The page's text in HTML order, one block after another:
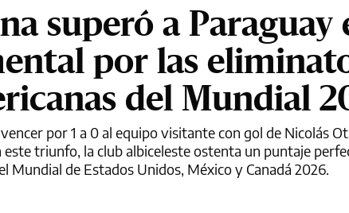
superó a Paraguay
por las
del Mundial
por 1 a 0 al equipo visitante con gol de Nicolás
triunfo, la club albiceleste ostenta un puntaje
Mundial de Estados Unidos, México y Canadá 2026.